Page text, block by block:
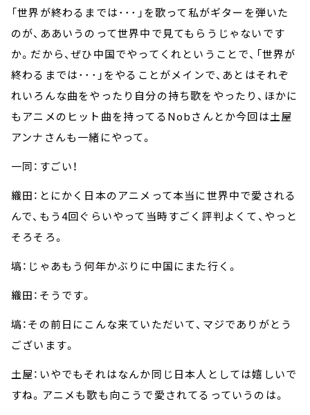
「世界が終わるまでは･･･」を歌って私がギターを弾いた
のが、ああいうのって世界中で見てもらうじゃないです
か。だから、ぜひ中国でやってくれということで、「世界が
終わるまでは･･･」をやることがメインで、あとはそれぞ
れいろんな曲をやったり自分の持ち歌をやったり、ほかに
もアニメのヒット曲を持ってるNobさんとか今回は土屋
アンナさんも一緒にやって。
一同：すごい！
織田：とにかく日本のアニメって本当に世界中で愛される
んで、もう4回ぐらいやって当時すごく評判よくて、やっと
そろそろ。
塙：じゃあもう何年かぶりに中国にまた行く。
織田：そうです。
塙：その前日にこんな来ていただいて、マジでありがとう
ございます。
土屋：いやでもそれはなんか同じ日本人としては嬉しいで
すね。アニメも歌も向こうで愛されてるっていうのは。